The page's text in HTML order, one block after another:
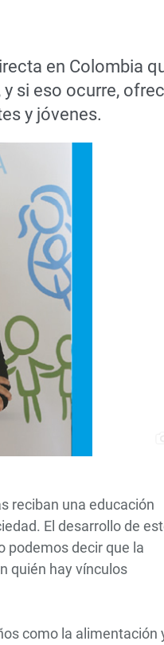
en Colombia
si eso ocurre,
y jóvenes.
reciban una educación
El desarrollo de
podemos decir que la
quién hay vínculos
como la alimentación